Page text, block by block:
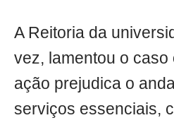
A Reitoria da
vez, lamentou o caso
ação prejudica o
serviços essenciais,